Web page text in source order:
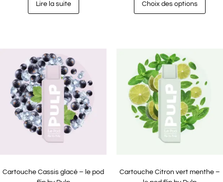
Lire la suite Choix des options
Cartouche Cassis glacé – le pod
Cartouche Citron vert menthe –